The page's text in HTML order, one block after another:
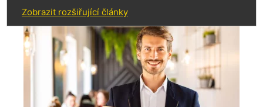
Zobrazit rozšiřující články